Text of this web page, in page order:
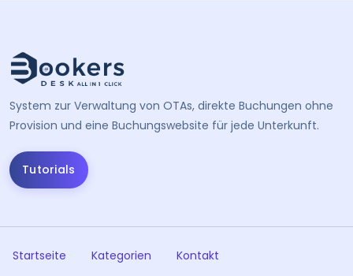
System zur Verwaltung von OTAs, direkte Buchungen ohne
Provision und eine Buchungswebsite für jede Unterkunft.
Tutorials
Startseite Kategorien Kontakt